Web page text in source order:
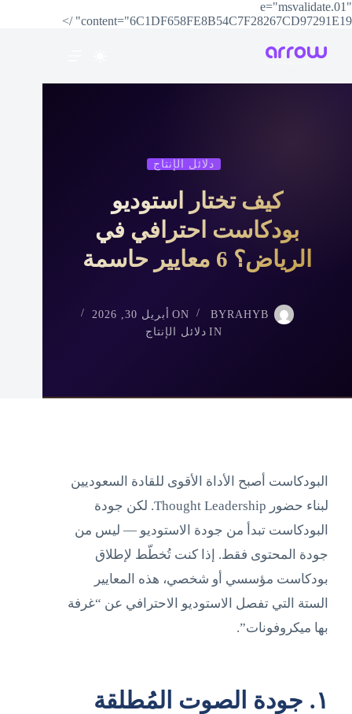
e="msvalidate.01"
content="6C1DF658FE8B54C7F28267CD97291E19" />
دلائل الإنتاج
كيف تختار استوديو
بودكاست احترافي في
الرياض؟ 6 معايير حاسمة
BYRAHYB
ON
أبريل 30, 2026
IN دلائل الإنتاج
البودكاست أصبح الأداة الأقوى للقادة السعوديين
لبناء حضور Thought Leadership. لكن جودة
البودكاست تبدأ من جودة الاستوديو — ليس من
جودة المحتوى فقط. إذا كنت تُخطّط لإطلاق
بودكاست مؤسسي أو شخصي، هذه المعايير
الستة التي تفصل الاستوديو الاحترافي عن “غرفة
بها ميكروفونات”.
١. جودة الصوت المُطلقة